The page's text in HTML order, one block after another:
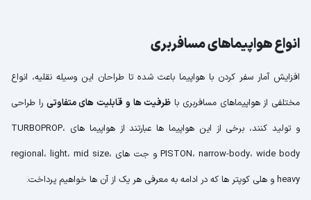
انواع هواپیماهای مسافربری
افزایش آمار سفر کردن با هواپیما باعث شده تا طراحان این وسیله نقلیه، انواع
مختلفی از هواپیماهای مسافربری با ظرفیت ها و قابلیت های متفاوتی را طراحی
و تولید کنند، برخی از این هواپیما ها عبارتند از هواپیما های TURBOPROP،
PISTON، narrow-body، wide body و جت های regional، light، mid size،
heavy و هلی کوپتر ها که در ادامه به معرفی هر یک از آن ها خواهیم پرداخت.